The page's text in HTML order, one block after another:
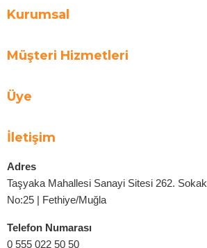
Kurumsal
Müşteri Hizmetleri
Üye
İletişim
Adres
Taşyaka Mahallesi Sanayi Sitesi 262. Sokak
No:25 | Fethiye/Muğla
Telefon Numarası
0 555 022 50 50